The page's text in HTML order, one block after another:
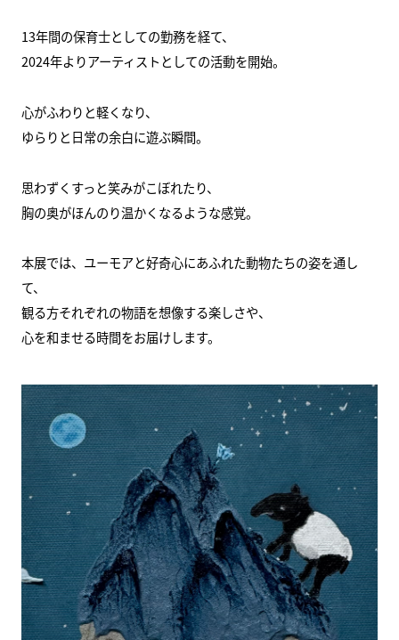
13年間の保育士としての勤務を経て、
2024年よりアーティストとしての活動を開始。
心がふわりと軽くなり、
ゆらりと日常の余白に遊ぶ瞬間。
思わずくすっと笑みがこぼれたり、
胸の奥がほんのり温かくなるような感覚。
本展では、ユーモアと好奇心にあふれた動物たちの姿を通し
て、
観る方それぞれの物語を想像する楽しさや、
心を和ませる時間をお届けします。